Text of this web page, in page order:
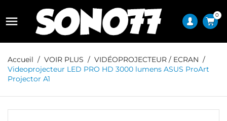
 0
Accueil VOIR PLUS
VIDÉOPROJECTEUR / ECRAN
Videoprojecteur LED PRO HD 3000 lumens ASUS ProArt
Projector A1